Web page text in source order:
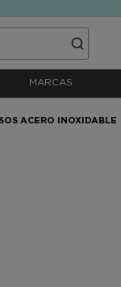
MARCAS
ACERO INOXIDABLE